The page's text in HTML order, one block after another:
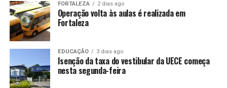
FORTALEZA 2 dias ago
Operação volta às aulas é realizada em
Fortaleza
EDUCAÇÃO 3 dias ago
Isenção da taxa do vestibular da UECE começa
nesta segunda-feira